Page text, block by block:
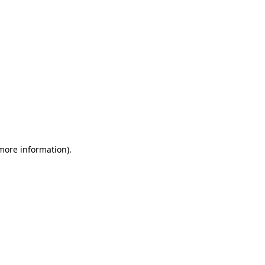
information).